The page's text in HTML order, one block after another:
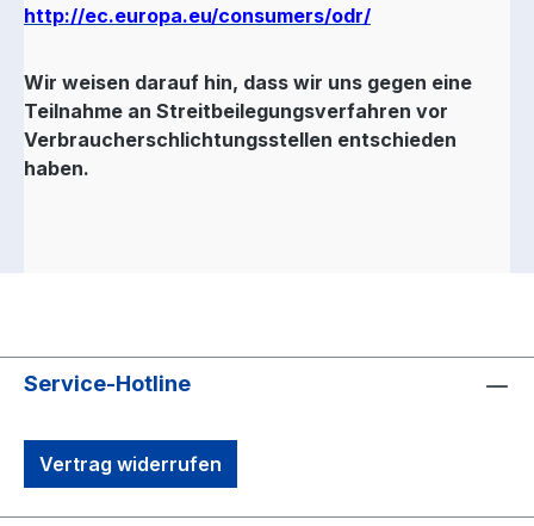
http://ec.europa.eu/consumers/odr/
Wir weisen darauf hin, dass wir uns gegen eine
Teilnahme an Streitbeilegungsverfahren vor
Verbraucherschlichtungsstellen entschieden
haben.
Service-Hotline
Vertrag widerrufen